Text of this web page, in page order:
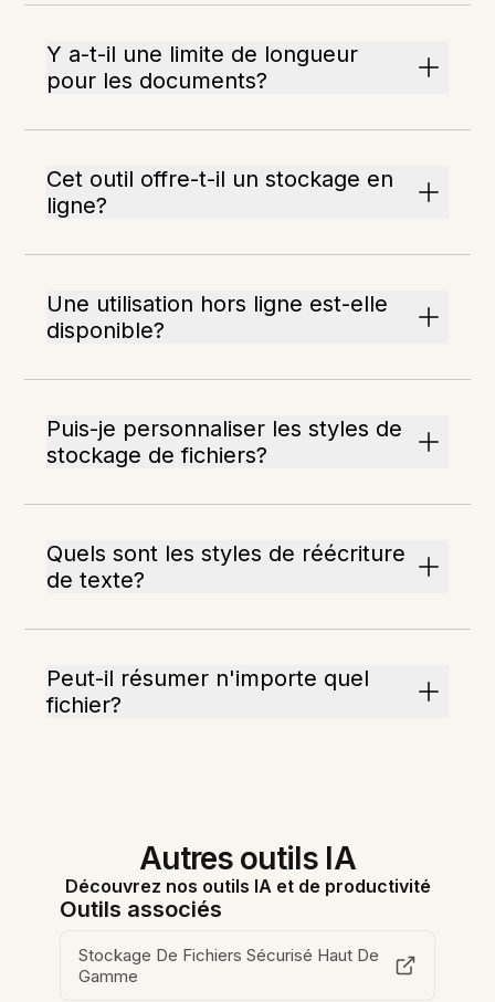
Y a-t-il une limite de longueur
pour les documents?
Cet outil offre-t-il un stockage en
ligne?
Une utilisation hors ligne est-elle
disponible?
Puis-je personnaliser les styles de
stockage de fichiers?
Quels sont les styles de réécriture
de texte?
Peut-il résumer n'importe quel
fichier?
Autres outils IA
Découvrez nos outils IA et de productivité
Outils associés
Stockage De Fichiers Sécurisé Haut De
Gamme